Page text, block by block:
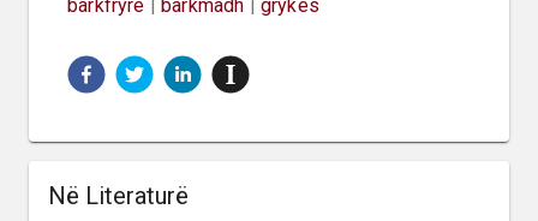
barkfryrë |barkmadh | grykës
Në Literaturë